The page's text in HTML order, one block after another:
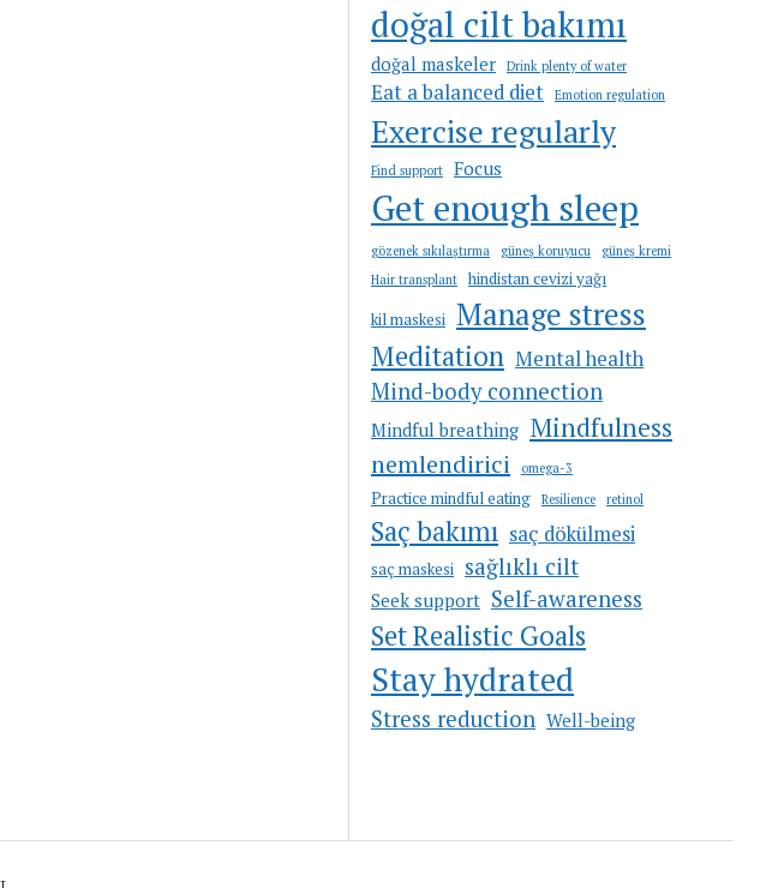
doğal cilt bakımı
doğal maskeler Drink plenty of water
Eat a balanced diet Emotion regulation
Exercise regularly
Find support Focus
Get enough sleep
gözenek sıkılaştırma güneş koruyucu
güneş kremi
Hair transplant
hindistan cevizi yağı
kil maskesi Manage stress
Meditation Mental health
Mind-body connection
Mindful breathing Mindfulness
nemlendirici omega-3
Practice mindful eating Resilience retinol
Saç bakımı saç dökülmesi
saç maskesi sağlıklı cilt
Seek support Self-awareness
Set Realistic Goals
Stay hydrated
Stress reduction Well-being